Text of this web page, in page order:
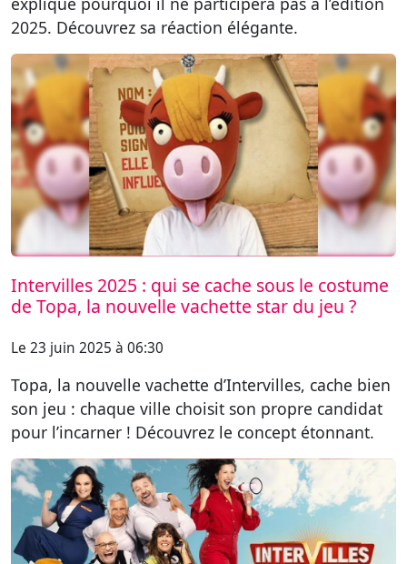
2025. Découvrez sa réaction élégante.
Intervilles 2025 : qui se cache sous le costume
de Topa, la nouvelle vachette star du jeu ?
Le 23 juin 2025 à 06:30
Topa, la nouvelle vachette d’Intervilles, cache bien
son jeu : chaque ville choisit son propre candidat
pour l’incarner ! Découvrez le concept étonnant.